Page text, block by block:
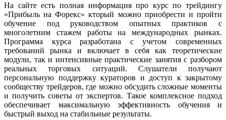
На сайте есть полная информация про курс по трейдингу
«Прибыль на Форекс» кторый можно приобрести и пройти
обучение под руководством опытных практиков с
многолетним стажем работы на международных рынках.
Программа курса разработана с учетом современных
требований рынка и включает в себя как теоретические
модули, так и интенсивные практические занятия с разбором
реальных торговых ситуаций. Слушатели получают
персональную поддержку кураторов и доступ к закрытому
сообществу трейдеров, где можно обсудить сложные моменты
и получить советы от экспертов. Такое комплексное подход
обеспечивает максимальную эффективность обучения и
быстрый выход на стабильные результаты.